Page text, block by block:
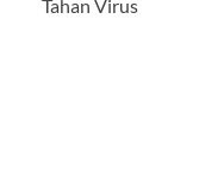
Tahan Virus